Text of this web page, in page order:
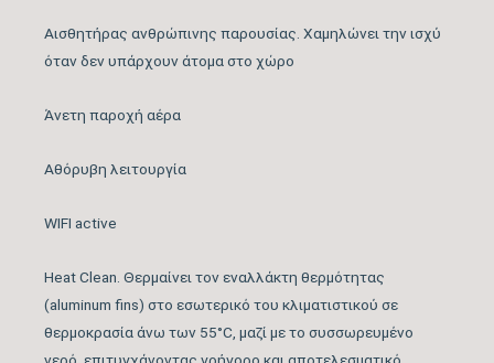
Αισθητήρας ανθρώπινης παρουσίας. Χαμηλώνει την ισχύ
όταν δεν υπάρχουν άτομα στο χώρο
Άνετη παροχή αέρα
Αθόρυβη λειτουργία
WIFI active
Heat Clean. Θερμαίνει τον εναλλάκτη θερμότητας
(aluminum fins) στο εσωτερικό του κλιματιστικού σε
θερμοκρασία άνω των 55°C, μαζί με το συσσωρευμένο
Αέρα Εσωτερικής
Μονάδας
διάρκειας, Φίλτρο με
Λειτουργία Ιονισμού
Μέγιστος Όγκος
(m2)
20